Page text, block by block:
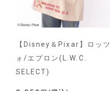
【Disney＆Pixar】ロッツ
ォ/エプロン(L.W.C.
SELECT)